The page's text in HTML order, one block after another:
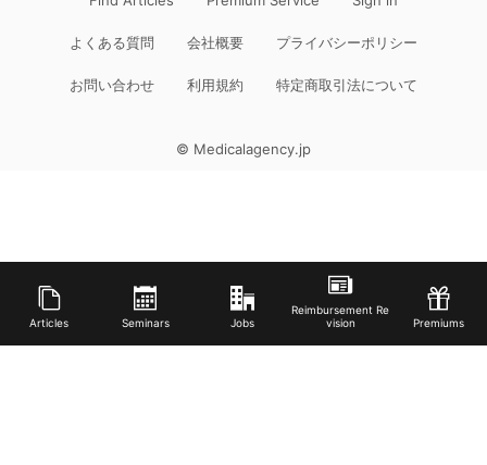
Articles Seminars Jobs
Reimbursement Re
vision
Premiums
よくある質問 会社概要 プライバシーポリシー
お問い合わせ 利用規約 特定商取引法について
© Medicalagency.jp